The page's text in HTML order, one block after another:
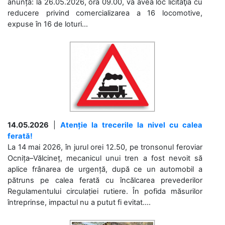
anunță: la 26.05.2026, ora 09.00, va avea loc licitaţia cu
reducere privind comercializarea a 16 locomotive,
expuse în 16 de loturi...
14.05.2026
Atenție la trecerile la nivel cu calea
ferată!
La 14 mai 2026, în jurul orei 12.50, pe tronsonul feroviar
Ocnița–Vălcineț, mecanicul unui tren a fost nevoit să
aplice frânarea de urgență, după ce un automobil a
pătruns pe calea ferată cu încălcarea prevederilor
Regulamentului circulației rutiere. În pofida măsurilor
întreprinse, impactul nu a putut fi evitat....